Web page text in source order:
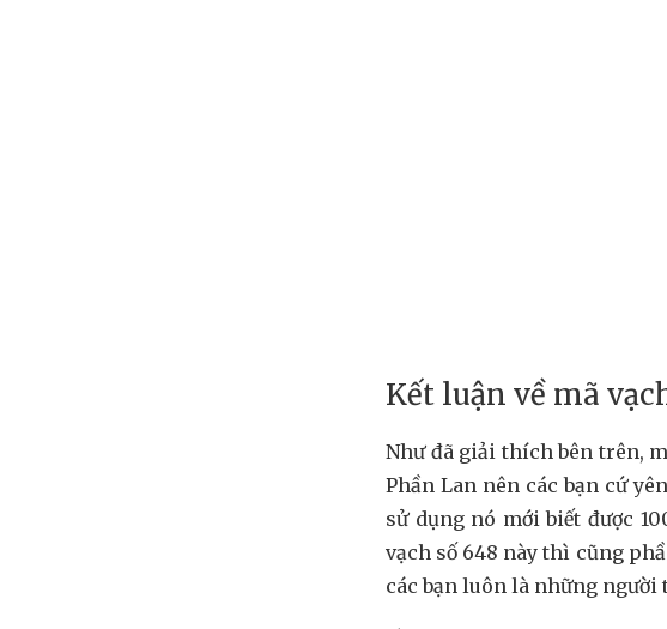
Kết luận về mã
Như đã giải thích bên trên,
Phần Lan nên các bạn cứ
sử dụng nó mới biết được
vạch số 648 này thì cũng
các bạn luôn là những